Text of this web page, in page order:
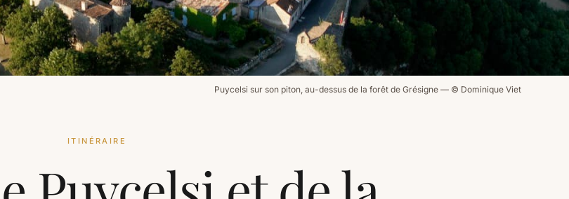
Puycelsi sur son piton, au-dessus de la forêt de Grésigne — © Dominique Viet
ITINÉRAIRE